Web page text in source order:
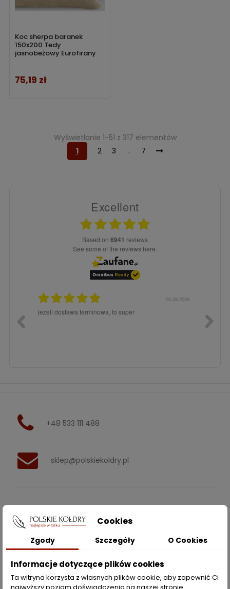
Koc sherpa baranek
150x200 Tedy
jasnobeżowy Eurofirany
Cena
75,19 zł
Wyświetlanie 1-51 z 317 elementów
1
2 3 … 7
Excellent
based on 6941 reviews
see some of the reviews here.
05.08.2026
jeżeli dostawa terminowa, to super
+48 533 111 488
sklep@polskiekoldry.pl
INFORMACJE 
ZAKUPY
Cookies
Zgody Szczegóły O Cookies
Informacje dotyczące plików cookies
Ta witryna korzysta z własnych plików cookie, aby zapewnić Ci